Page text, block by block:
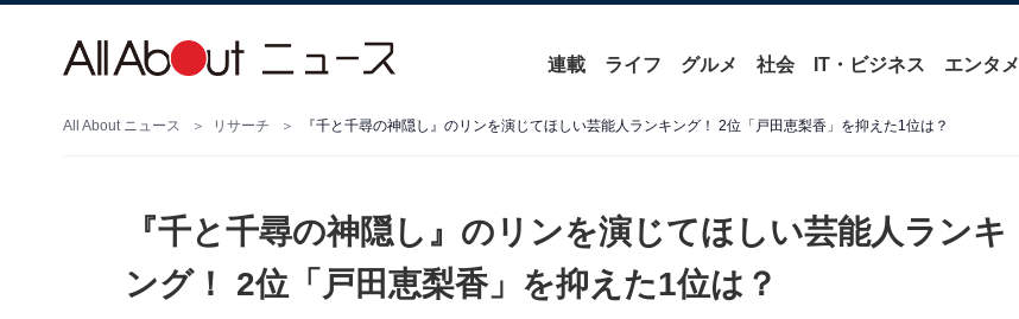
連載 ライフ グルメ 社会 IT・ビジネス エンタメ
All About ニュース リサーチ 『千と千尋の神隠し』のリンを演じてほしい芸能人ランキング！ 2位「戸田恵梨香」を抑えた1位は？
『千と千尋の神隠し』のリンを演じてほしい芸能人ランキ
ング！ 2位「戸田恵梨香」を抑えた1位は？